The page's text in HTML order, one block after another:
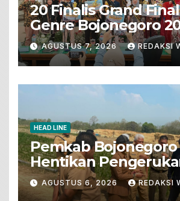
20 Finalis Grand
Genre Bojonegoro
Tunjukkan Bakat
AGUSTUS 7, 2026 REDAKSI
HEAD LINE
Pemkab Bojonegoro
Hentikan
Penjualan Tanah
Pertanian
AGUSTUS 6, 2026 REDAKSI